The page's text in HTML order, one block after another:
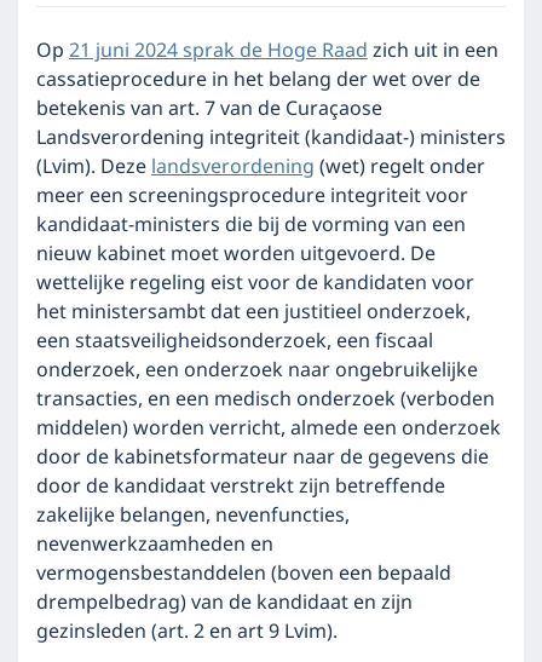
Op21 juni 2024 sprak de Hoge Raadzich uit in een
cassatieprocedure in het belang der wet over de
betekenis van art. 7 van de Curaçaose
Landsverordening integriteit (kandidaat-) ministers
(Lvim). Dezelandsverordening(wet) regelt onder
meer een screeningsprocedure integriteit voor
kandidaat-ministers die bij de vorming van een
nieuw kabinet moet worden uitgevoerd. De
wettelijke regeling eist voor de kandidaten voor
het ministersambt dat een justitieel onderzoek,
een staatsveiligheidsonderzoek, een fiscaal
onderzoek, een onderzoek naar ongebruikelijke
transacties, en een medisch onderzoek (verboden
middelen) worden verricht, almede een onderzoek
door de kabinetsformateur naar de gegevens die
door de kandidaat verstrekt zijn betreffende
zakelijke belangen, nevenfuncties,
nevenwerkzaamheden en
vermogensbestanddelen (boven een bepaald
drempelbedrag) van de kandidaat en zijn
gezinsleden (art. 2 en art 9 Lvim).